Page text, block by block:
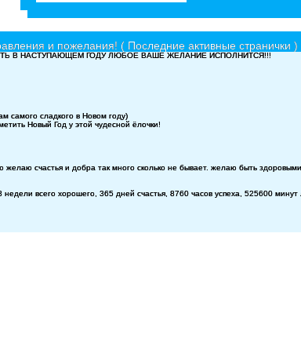
и пожелания! ( Последние активные странички )
В НАСТУПАЮЩЕМ ГОДУ ЛЮБОЕ ВАШЕ ЖЕЛАНИЕ ИСПОЛНИТСЯ!!!
самого сладкого в Новом году)
Новый Год у этой чудесной ёлочки!
желаю счастья и добра так много сколько не бывает. желаю быть
всего хорошего, 365 дней счастья, 8760 часов успеха, 525600